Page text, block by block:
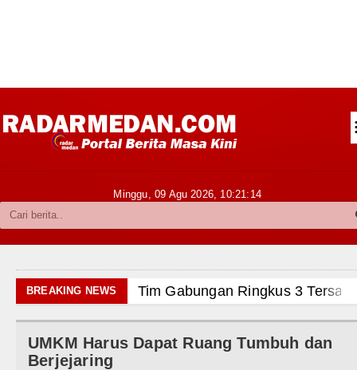
Kabupaten Karo
Politik
Minggu, 09 Agu 2026, 10:21:15
BREAKING NEWSTim Gabungan Ringkus 3 Tersangka
Emma Raducanu Absen di Grand
Juventus Dikalahkan Inter Milan di
UMKM Harus Dapat Ruang Tumbuh dan
Berjejaring